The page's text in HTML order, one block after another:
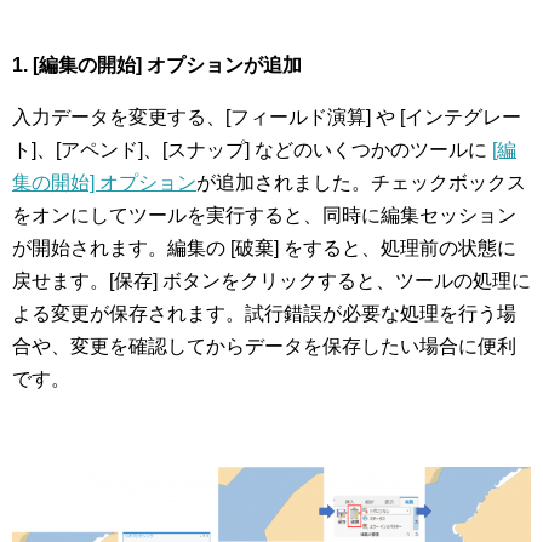
1. [編集の開始] オプションが追加
入力データを変更する、[フィールド演算] や [インテグレー
ト]、[アペンド]、[スナップ] などのいくつかのツールに [編
集の開始] オプションが追加されました。チェックボックス
をオンにしてツールを実行すると、同時に編集セッション
が開始されます。編集の [破棄] をすると、処理前の状態に
戻せます。[保存] ボタンをクリックすると、ツールの処理に
よる変更が保存されます。試行錯誤が必要な処理を行う場
合や、変更を確認してからデータを保存したい場合に便利
です。